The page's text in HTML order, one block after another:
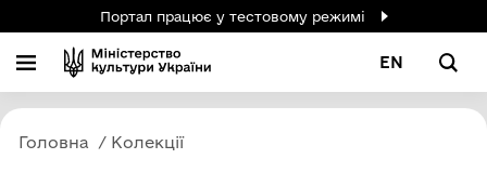
Портал працює у тестовому режимі
EN
Головна Колекції